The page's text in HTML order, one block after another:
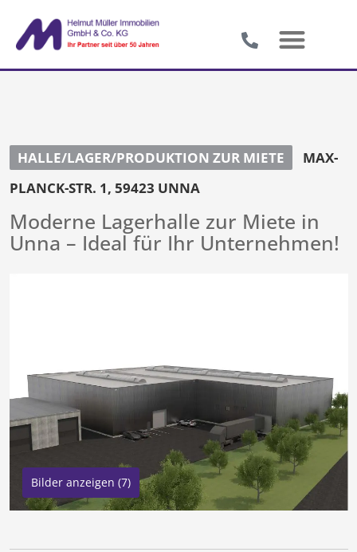
HALLE/LAGER/PRODUKTION ZUR MIETE
MAX-
PLANCK-STR. 1, 59423 UNNA
Moderne Lagerhalle zur Miete in
Unna – Ideal für Ihr Unternehmen!
Bilder anzeigen (7)